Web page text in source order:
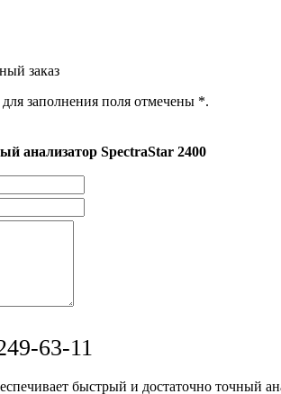
заказ
заполнения поля отмечены *.
анализатор SpectraStar 2400
63-11
быстрый и достаточно точный